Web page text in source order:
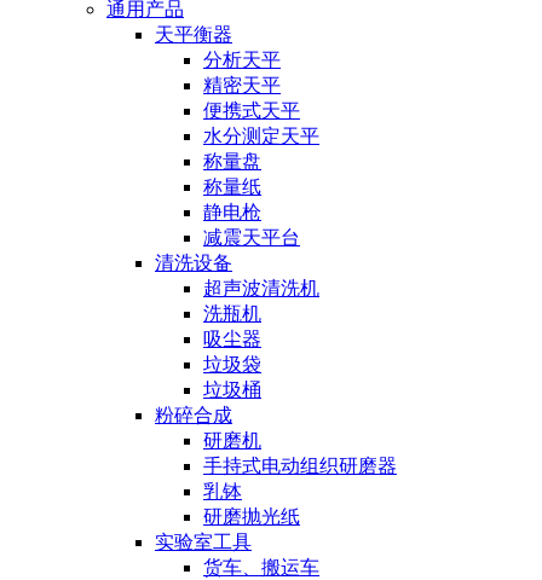
通用产品
天平衡器
分析天平
精密天平
便携式天平
水分测定天平
称量盘
称量纸
静电枪
减震天平台
清洗设备
超声波清洗机
洗瓶机
吸尘器
垃圾袋
垃圾桶
粉碎合成
研磨机
手持式电动组织研磨器
乳钵
研磨抛光纸
实验室工具
货车、搬运车